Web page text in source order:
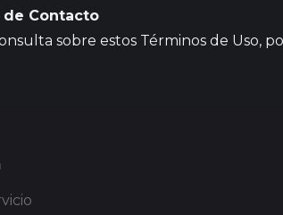
de Contacto
sobre estos Términos de Uso,